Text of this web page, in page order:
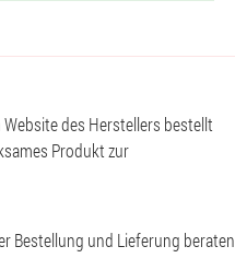
des Herstellers bestellt
Produkt zur
Bestellung und Lieferung beraten